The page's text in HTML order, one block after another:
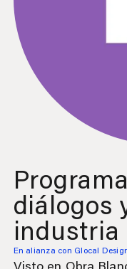
diálogos
industria
En alianza con Glocal
Visto en Obra